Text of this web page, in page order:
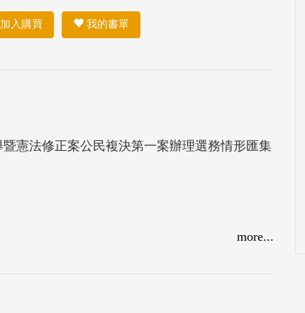
入購買 我的書單
憲法修正案公民複決第一案辦理選務情形匯集
more...